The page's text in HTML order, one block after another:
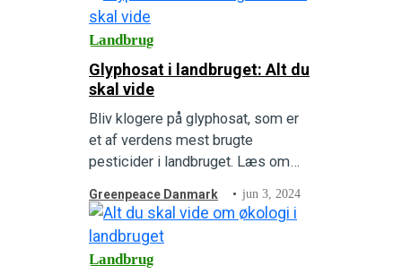
Landbrug
Glyphosat i landbruget: Alt du
skal vide
Bliv klogere på glyphosat, som er
et af verdens mest brugte
pesticider i landbruget. Læs om
miljøet og sundheden generelt.
Greenpeace Danmark jun 3, 2024
Landbrug